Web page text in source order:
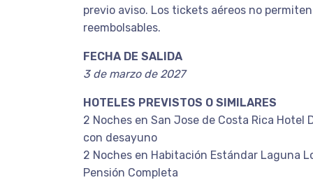
previo aviso. Los tickets aéreos no
reembolsables.
FECHA DE SALIDA
3 de marzo de 2027
HOTELES PREVISTOS O SIMILARES
2 Noches en San Jose de Costa Rica Hotel
con desayuno
2 Noches en Habitación Estándar Laguna
Pensión Completa